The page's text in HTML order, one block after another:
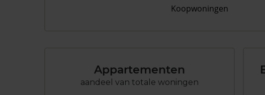
Koopwoningen
Appartementen
aandeel van totale woningen